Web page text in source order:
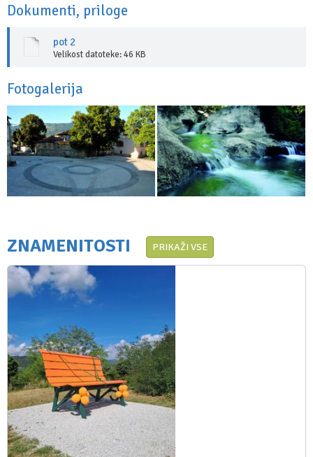
Dokumenti, priloge
pot 2
Velikost datoteke: 46 KB
Fotogalerija
ZNAMENITOSTI PRIKAŽI VSE